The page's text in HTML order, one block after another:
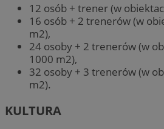
12 osób + trener (w
16 osób + 2 trenerów (w
m2),
24 osoby + 2 trenerów (w
1000 m2),
32 osoby + 3 trenerów (w
m2).
KULTURA